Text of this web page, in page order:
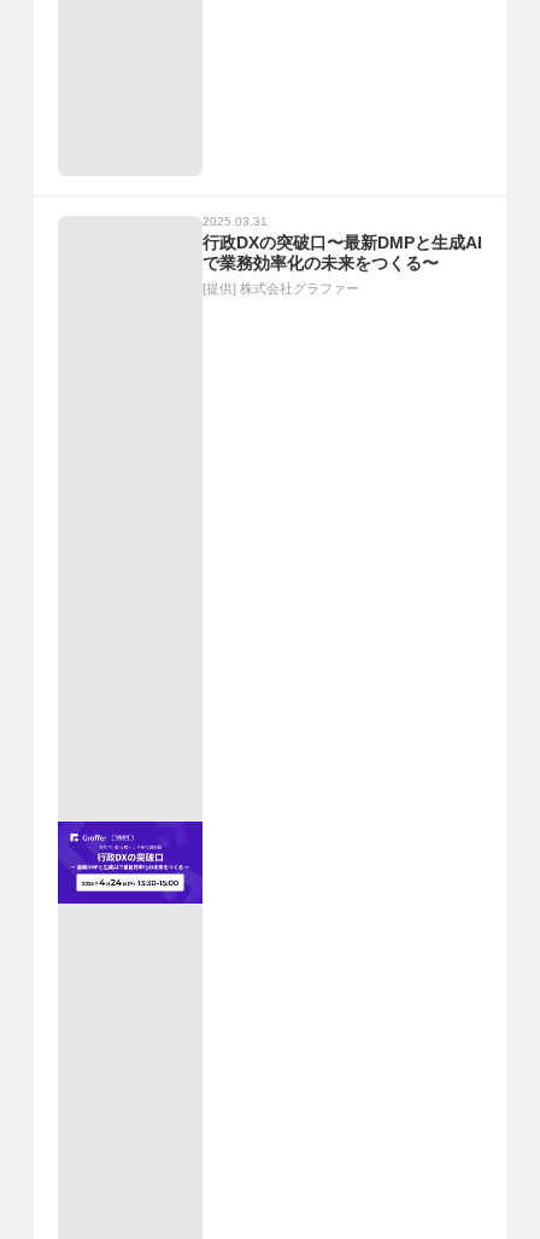
2025.03.31
行政DXの突破口〜最新DMPと生成AI
で業務効率化の未来をつくる〜
[提供] 株式会社グラファー